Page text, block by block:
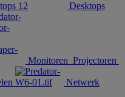
Desktops
Monitoren Projectoren
Netwerk